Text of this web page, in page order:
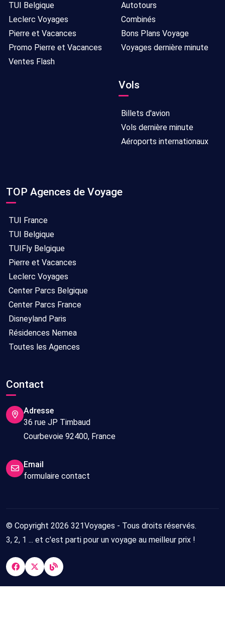
TUI Belgique
Leclerc Voyages
Pierre et Vacances
Promo Pierre et Vacances
Ventes Flash
Autotours
Combinés
Bons Plans Voyage
Voyages dernière minute
Vols
Billets d'avion
Vols dernière minute
Aéroports internationaux
TOP Agences de Voyage
TUI France
TUI Belgique
TUIFly Belgique
Pierre et Vacances
Leclerc Voyages
Center Parcs Belgique
Center Parcs France
Disneyland Paris
Résidences Nemea
Toutes les Agences
Contact
Adresse
36 rue JP Timbaud
Courbevoie 92400, France
Email
formulaire contact
© Copyright 2026 321Voyages - Tous droits réservés.
3, 2, 1 ... et c'est parti pour un voyage au meilleur prix !